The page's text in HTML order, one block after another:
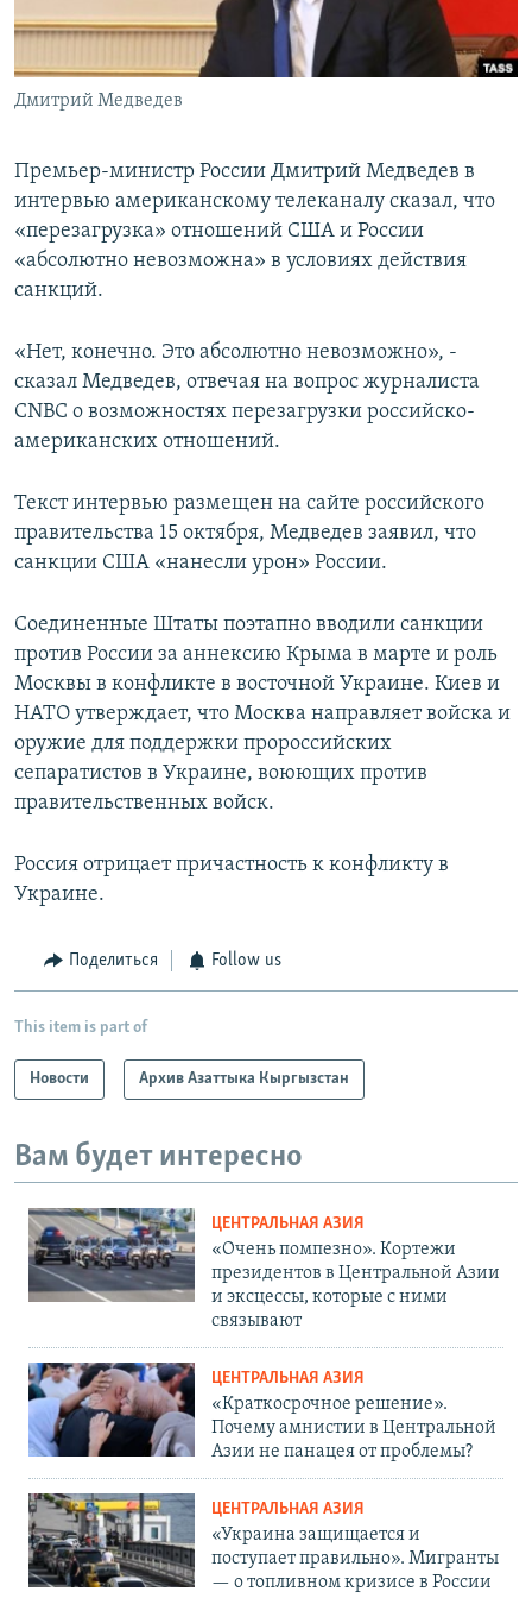
Дмитрий Медведев
Премьер-министр России Дмитрий Медведев в
интервью американскому телеканалу сказал, что
«перезагрузка» отношений США и России
«абсолютно невозможна» в условиях действия
санкций.
«Нет, конечно. Это абсолютно невозможно», -
сказал Медведев, отвечая на вопрос журналиста
CNBC о возможностях перезагрузки российско-
американских отношений.
Текст интервью размещен на сайте российского
правительства 15 октября, Медведев заявил, что
санкции США «нанесли урон» России.
Соединенные Штаты поэтапно вводили санкции
против России за аннексию Крыма в марте и роль
Москвы в конфликте в восточной Украине. Киев и
НАТО утверждает, что Москва направляет войска и
оружие для поддержки пророссийских
сепаратистов в Украине, воюющих против
правительственных войск.
Россия отрицает причастность к конфликту в
Украине.
Поделиться Follow us
This item is part of
Новости Архив Азаттыка Кыргызстан
Вам будет интересно
ЦЕНТРАЛЬНАЯ АЗИЯ
«Очень помпезно». Кортежи
президентов в Центральной Азии
и эксцессы, которые с ними
связывают
ЦЕНТРАЛЬНАЯ АЗИЯ
«Краткосрочное решение».
Почему амнистии в Центральной
Азии не панацея от проблемы?
ЦЕНТРАЛЬНАЯ АЗИЯ
«Украина защищается и
поступает правильно». Мигранты
— о топливном кризисе в России